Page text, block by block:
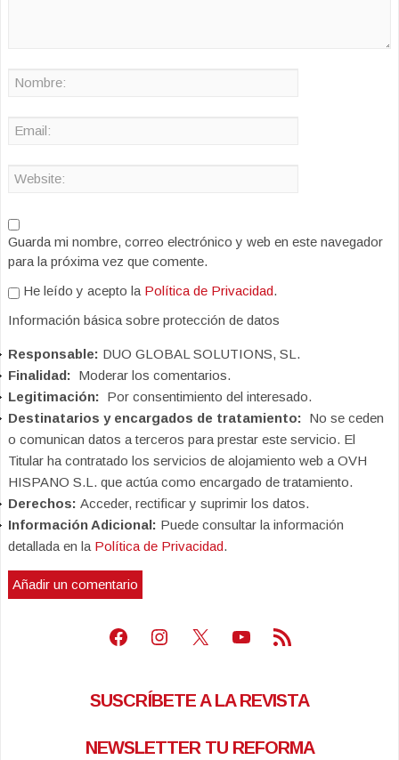
Guarda mi nombre, correo electrónico y web en este navegador
para la próxima vez que comente.
He leído y acepto la Política de Privacidad.
Información básica sobre protección de datos
Responsable: DUO GLOBAL SOLUTIONS, SL.
Finalidad: Moderar los comentarios.
Legitimación: Por consentimiento del interesado.
Destinatarios y encargados de tratamiento: No se ceden
o comunican datos a terceros para prestar este servicio. El
Titular ha contratado los servicios de alojamiento web a OVH
HISPANO S.L. que actúa como encargado de tratamiento.
Derechos: Acceder, rectificar y suprimir los datos.
Información Adicional: Puede consultar la información
detallada en la Política de Privacidad.
Facebook
Instagram
X Youtube
Feed RSS
SUSCRÍBETE A LA REVISTA
NEWSLETTER TU REFORMA